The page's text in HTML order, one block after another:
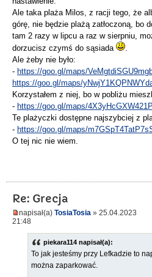
Ale taka plaża Milos, z racji tego, że
górę, nie będzie plażą zatłoczoną, bo
tam 2 razy w lipcu a raz w sierpniu,
dorzucisz czymś do sąsiada
.
Ale żeby nie było:
- https://goo.gl/maps/
https://goo.gl/maps/
Korzystałem z niej, bo w pobliżu
- https://goo.gl/maps/
Te plażyczki dostępne najszybciej z
- https://goo.gl/maps/
O tej nic nie wiem.
Re: Grecja
napisał(a) TosiaTosia » 25.04.2023
21:48
piekara114 napisał(a):
To jak jesteśmy przy Lefkadzie to
można zaparkować.